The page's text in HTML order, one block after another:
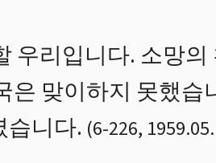
우리입니다. 소망
은 맞이하지 못했
습니다. (6-226,